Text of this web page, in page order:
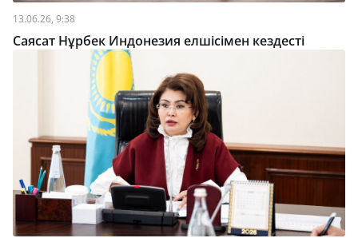
13.06.26, 9:38
Саясат Нұрбек Индонезия елшісімен кездесті